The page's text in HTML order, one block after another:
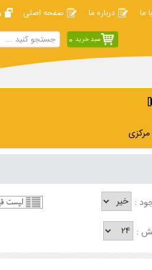
صفحه اصلی درباره ما ما
سبد خرید 0
مرکزی
:
: